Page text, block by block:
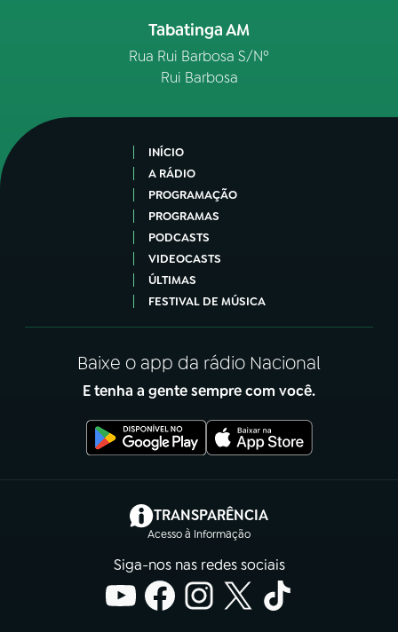
Tabatinga AM
Rua Rui Barbosa S/Nº
Rui Barbosa
INÍCIO
A RÁDIO
PROGRAMAÇÃO
PROGRAMAS
PODCASTS
VIDEOCASTS
ÚLTIMAS
FESTIVAL DE MÚSICA
Baixe o app da rádio Nacional
E tenha a gente sempre com você.
TRANSPARÊNCIA
Acesso à Informação
(abre em nova aba)
Siga-nos nas redes sociais